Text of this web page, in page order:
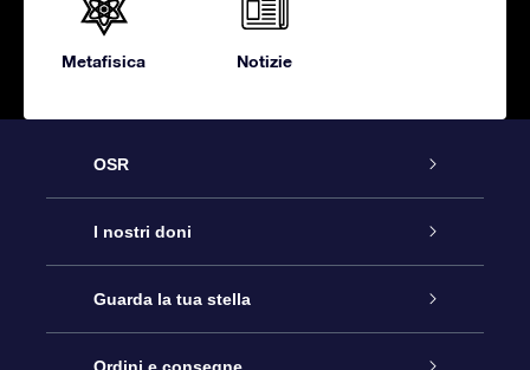
Metafisica Notizie
OSR
Assistenza
Contattaci
Blog
I nostri doni
Online Star Gift
Pacchetto regalo OSR
Guarda la tua stella
Registro stellare